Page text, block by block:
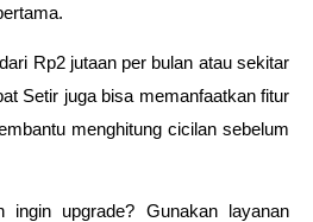
Rp2 jutaan per bulan atau sekitar
menghitung cicilan sebelum